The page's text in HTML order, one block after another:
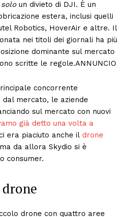
soloun divieto di DJI. È un
estera, inclusi quelli
Robotics, HoverAir e altre. Il
nei titoli dei giornali ha più
dominante sul mercato
scritte le regole.ANNUNCIO
concorrente
mercato, le aziende
sul mercato con nuovi
già detto una volta a
era piaciuto anche il drone
da allora Skydio si è
consumer.